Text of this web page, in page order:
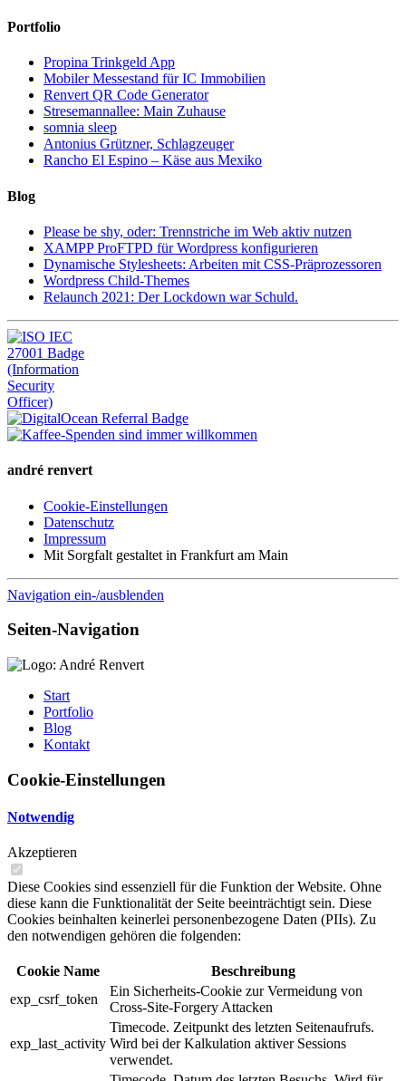
Portfolio
Propina Trinkgeld App
Mobiler Messestand für IC Immobilien
Renvert QR Code Generator
Stresemannallee: Main Zuhause
somnia sleep
Antonius Grützner, Schlagzeuger
Rancho El Espino – Käse aus Mexiko
Blog
Please be shy, oder: Trennstriche im Web aktiv nutzen
XAMPP ProFTPD für Wordpress konfigurieren
Dynamische Stylesheets: Arbeiten mit CSS-Präprozessoren
Wordpress Child-Themes
Relaunch 2021: Der Lockdown war Schuld.
andré renvert
Cookie-Einstellungen
Datenschutz
Impressum
Mit Sorgfalt gestaltet in Frankfurt am Main
Navigation ein-/ausblenden
Seiten-Navigation
Start
Portfolio
Blog
Kontakt
Cookie-Einstellungen
Notwendig
Akzeptieren
Diese Cookies sind essenziell für die Funktion der Website. Ohne
diese kann die Funktionalität der Seite beeinträchtigt sein. Diese
Cookies beinhalten keinerlei personenbezogene Daten (PIIs). Zu
den notwendigen gehören die folgenden:
Cookie Name
Beschreibung
exp_csrf_token
Ein Sicherheits-Cookie zur Vermeidung von
Cross-Site-Forgery Attacken
exp_last_activity
Timecode. Zeitpunkt des letzten Seitenaufrufs.
Wird bei der Kalkulation aktiver Sessions
verwendet.